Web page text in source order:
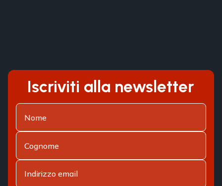
Iscriviti alla newsletter